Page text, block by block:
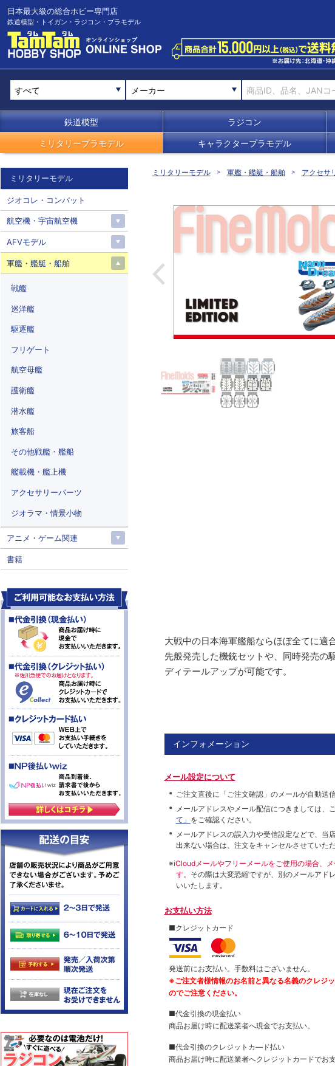
日本最大級の総合ホビー専門店
鉄道模型・トイガン・ラジコン・プラモデル
メーカー
鉄道模型 ラジコン
ミリタリープラモデル キャラクタープラモデル
ミリタリーモデル 軍艦・艦艇・船舶 アクセサ
大戦中の日本海軍艦船ならほぼ全てに適
先般発売した機銃セットや、同時発売の
ディテールアップが可能です。
インフォメーション
メール設定について
ご注文直後に「ご注文確認」のメールが自動送信
メールアドレスやメール配信につきましては、
て」 をご確認ください。
メールアドレスの誤入力や受信設定などで、当
出来ない場合は、注文をキャンセルさせていた
※iCloudメールやフリーメールをご使用の場合、
す。 その際は大変恐縮ですが、別のメールアド
いいたします。
お支払い方法
■クレジットカード
発送前にお支払い。手数料はございません。
※ご注文者様情報のお名前と異なる名義のクレジ
のでご注意ください。
■代金引換の現金払い
商品お届け時に配送業者へ現金でお支払い。
■代金引換のクレジットカ―ド払い
商品お届け時に配送業者へクレジットカードでお支
ミリタリーモデル
ジオコレ・コンバット
航空機・宇宙航空機
AFVモデル
軍艦・艦艇・船舶
戦艦
巡洋艦
駆逐艦
フリゲート
航空母艦
護衛艦
潜水艦
旅客船
その他戦艦・艦船
艦載機・艦上機
アクセサリーパーツ
ジオラマ・情景小物
アニメ・ゲーム関連
書籍